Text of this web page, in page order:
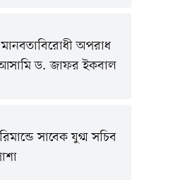
অপরাধ
ড. জাফর ইকবাল
সাবেক যুগ্ম সচিব